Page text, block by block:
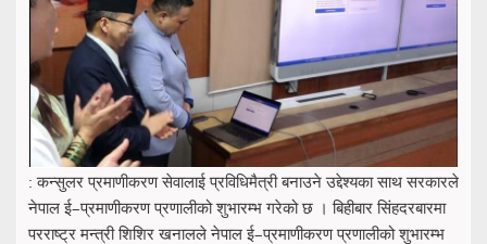
: कन्सुलर प्रमाणीकरण सेवालाई प्रविधिमैत्री बनाउने उद्देश्यका साथ सरकारले
नेपाल ई–प्रमाणीकरण प्रणालीको शुभारम्भ गरेको छ । बिहीबार सिंहदरबारमा
परराष्ट्र मन्त्री शिशिर खनालले नेपाल ई–प्रमाणीकरण प्रणालीको शुभारम्भ